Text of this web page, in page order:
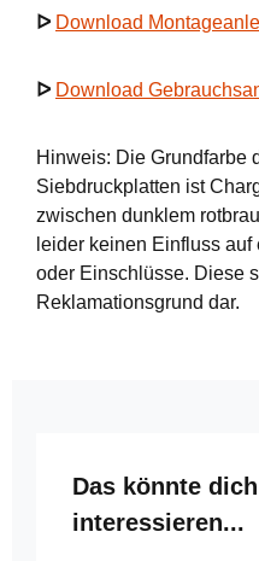
ᐅ Download
ᐅ Download
Hinweis: Die Grundfarbe
Siebdruckplatten ist
zwischen dunklem
leider keinen Einfluss
oder Einschlüsse. Diese
Reklamationsgrund dar.
Produktgalerie
Das könnte
interessieren...